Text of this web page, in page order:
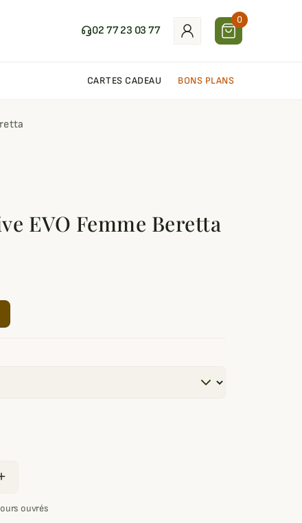
02 77 23 03 77
0
CARTES CADEAU BONS PLANS
EVO Femme Beretta
ouvrés